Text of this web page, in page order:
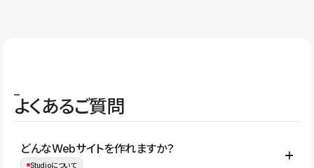
よくあるご質問
どんなWebサイトを作れますか？
Studioについて